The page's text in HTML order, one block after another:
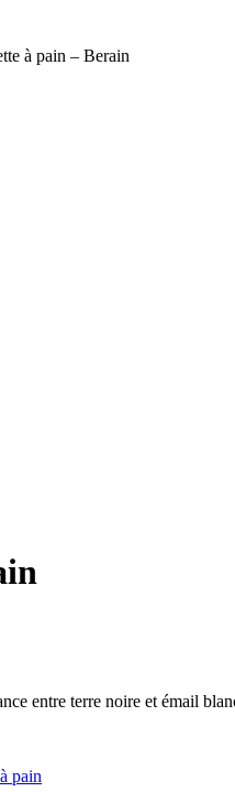
à pain – Berain
entre terre noire et émail
pain